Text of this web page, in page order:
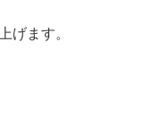
げます。